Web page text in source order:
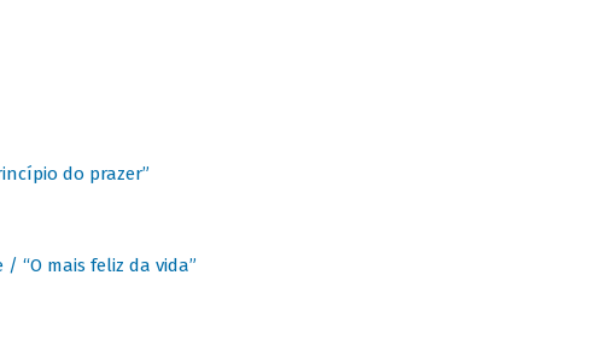
do prazer”
“O mais feliz da vida”